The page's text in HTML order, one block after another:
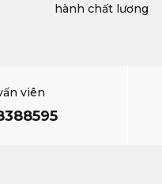
hành chất lương
viên